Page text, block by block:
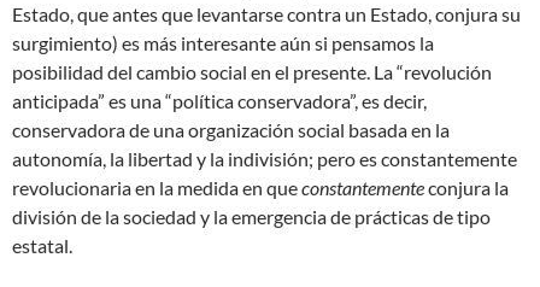
Estado, que antes que levantarse contra un Estado, conjura su
surgimiento) es más interesante aún si pensamos la
posibilidad del cambio social en el presente. La “revolución
anticipada” es una “política conservadora”, es decir,
conservadora de una organización social basada en la
autonomía, la libertad y la indivisión; pero es constantemente
revolucionaria en la medida en queconstantementeconjura la
división de la sociedad y la emergencia de prácticas de tipo
estatal.